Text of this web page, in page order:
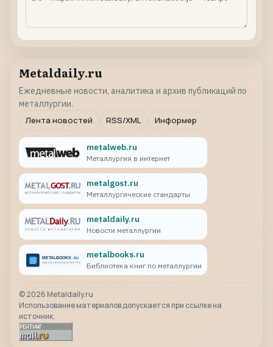
Metaldaily.ru
Ежедневные новости, аналитика и архив публикаций по
металлургии.
Лента новостей
RSS/XML Информер
metalweb.ru
Металлургия в интернет
metalgost.ru
Металлургические стандарты
metaldaily.ru
Новости металлургии
metalbooks.ru
Библиотека книг по металлургии
©2026 Metaldaily.ru
Использование материалов допускается при ссылке на
источник.